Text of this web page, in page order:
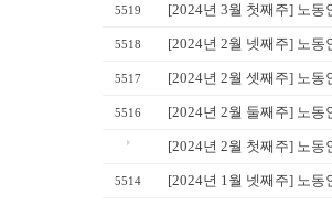
5519 [2024년 3월 첫째주] 노
5518 [2024년 2월 넷째주] 노
5517 [2024년 2월 셋째주] 노
5516 [2024년 2월 둘째주] 노
[2024년 2월 첫째주] 노
5514 [2024년 1월 넷째주] 노동